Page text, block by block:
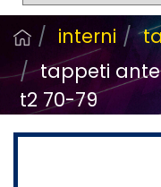
interni
tappeti
t2 70-79